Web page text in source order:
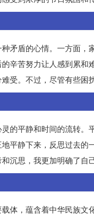
矛盾的心情。一方面
辛苦努力让人感到累
受。不过，尽管有些困
的平静和时间的流转
平静下来，反思过去
沉思，我更加明确了自
体，蕴含着中华民族